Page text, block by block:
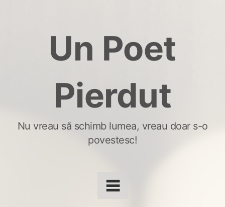
Un Poet
Pierdut
Nu vreau să schimb lumea, vreau doar s-o
povestesc!